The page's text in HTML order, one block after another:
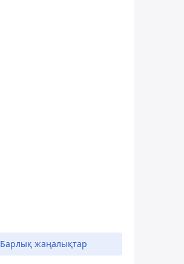
Барлық жаңалықтар